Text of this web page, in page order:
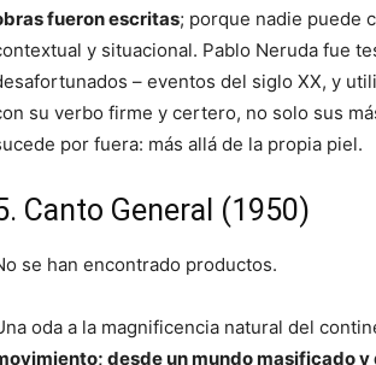
fueron escritas; porque nadie puede
y situacional. Pablo Neruda fue
– eventos del siglo XX, y
su verbo firme y certero, no solo sus
por fuera: más allá de la propia piel.
Canto General (1950)
se han encontrado productos.
oda a la magnificencia natural del
desde un mundo masificado